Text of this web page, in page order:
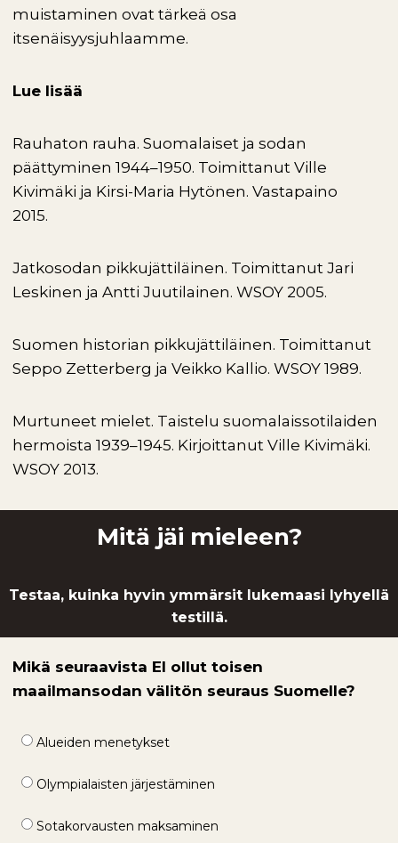
muistaminen ovat tärkeä osa
itsenäisyysjuhlaamme.
Lue lisää
Rauhaton rauha. Suomalaiset ja sodan
päättyminen 1944–1950. Toimittanut Ville
Kivimäki ja Kirsi-Maria Hytönen. Vastapaino
2015.
Jatkosodan pikkujättiläinen. Toimittanut Jari
Leskinen ja Antti Juutilainen. WSOY 2005.
Suomen historian pikkujättiläinen. Toimittanut
Seppo Zetterberg ja Veikko Kallio. WSOY 1989.
Murtuneet mielet. Taistelu suomalaissotilaiden
hermoista 1939–1945. Kirjoittanut Ville Kivimäki.
WSOY 2013.
Mitä jäi mieleen?
Testaa, kuinka hyvin ymmärsit lukemaasi lyhyellä
testillä.
Mikä seuraavista EI ollut toisen
maailmansodan välitön seuraus Suomelle?
Alueiden menetykset
Olympialaisten järjestäminen
Sotakorvausten maksaminen